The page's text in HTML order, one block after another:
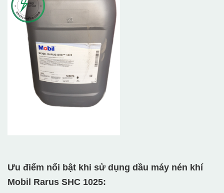
Ưu điểm nổi bật khi sử dụng dầu máy nén khí
Mobil Rarus SHC 1025: